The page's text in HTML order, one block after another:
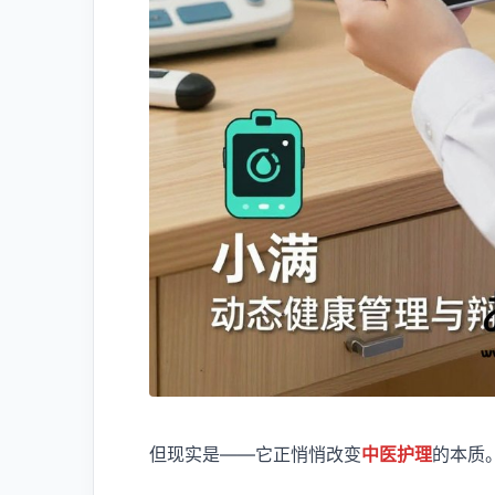
但现实是——它正悄悄改变中医护理的本质